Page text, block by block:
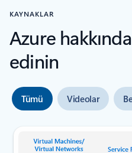
KAYNAKLAR
Azure
edinin
Tümü Videolar
Slayt {0} {1} göstergesi